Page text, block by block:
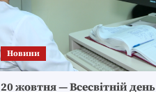
Новини
20 жовтня — Всесвітній день